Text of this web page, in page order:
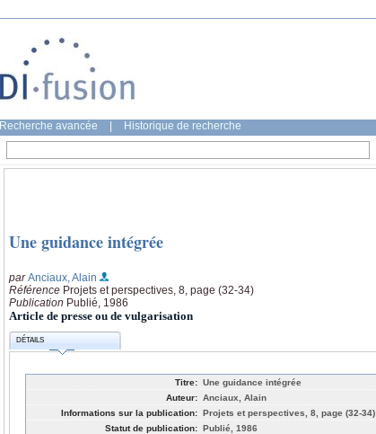
Recherche avancée Historique de recherche
Une guidance intégrée
parAnciaux, Alain
Référence Projets et perspectives, 8, page (32-34)
Publication Publié, 1986
Article de presse ou de vulgarisation
DÉTAILS
Titre: Une guidance intégrée
Auteur: Anciaux, Alain
Informations sur la publication: Projets et perspectives, 8, page (32-34)
Statut de publication: Publié, 1986